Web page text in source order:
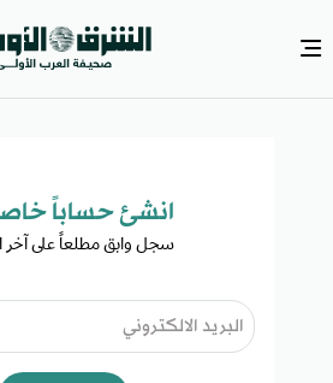
انشئ حساباً
سجل وابق مطلعاً على آخر